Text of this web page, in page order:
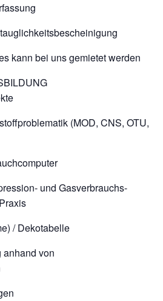
kann bei uns gemietet werden
(MOD, CNS, OTU,
und Gasverbrauchs-
/ Dekotabelle
anhand von